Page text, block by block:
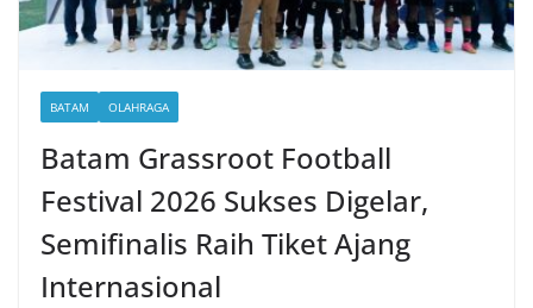
BATAM OLAHRAGA
Batam Grassroot Football
Festival 2026 Sukses Digelar,
Semifinalis Raih Tiket Ajang
Internasional